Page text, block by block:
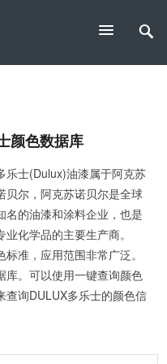
颜色数据库
乐士(Dulux)油漆属于阿克苏
贝尔，阿克苏诺贝尔是全球
名的油漆和涂料企业，也是
业化学品的主要生产商。
准，应用范围非常广泛。
库。可以使用一键查询颜色
查询DULUX多乐士的颜色信